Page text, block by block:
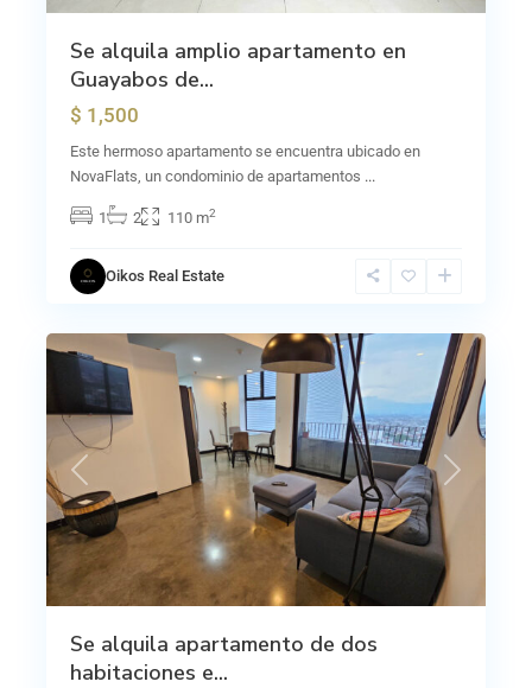
Se alquila amplio apartamento en
Guayabos de...
$ 1,500
Este hermoso apartamento se encuentra ubicado en
NovaFlats, un condominio de apartamentos ...
1 2 110 m2
Oikos Real Estate
Previous Next
Se alquila apartamento de dos
habitaciones e...